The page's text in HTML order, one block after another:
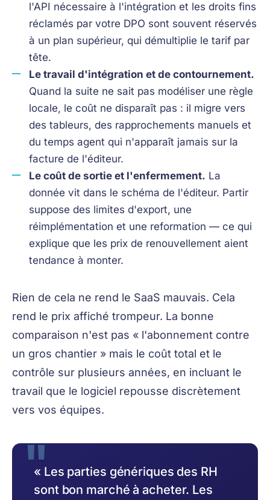
l'API nécessaire à l'intégration et les droits fins
réclamés par votre DPO sont souvent réservés
à un plan supérieur, qui démultiplie le tarif par
tête.
Le travail d'intégration et de contournement.
Quand la suite ne sait pas modéliser une règle
locale, le coût ne disparaît pas : il migre vers
des tableurs, des rapprochements manuels et
du temps agent qui n'apparaît jamais sur la
facture de l'éditeur.
Le coût de sortie et l'enfermement. La
donnée vit dans le schéma de l'éditeur. Partir
suppose des limites d'export, une
réimplémentation et une reformation — ce qui
explique que les prix de renouvellement aient
tendance à monter.
Rien de cela ne rend le SaaS mauvais. Cela
rend le prix affiché trompeur. La bonne
comparaison n'est pas « l'abonnement contre
un gros chantier » mais le coût total et le
contrôle sur plusieurs années, en incluant le
travail que le logiciel repousse discrètement
vers vos équipes.
« Les parties génériques des RH
sont bon marché à acheter. Les